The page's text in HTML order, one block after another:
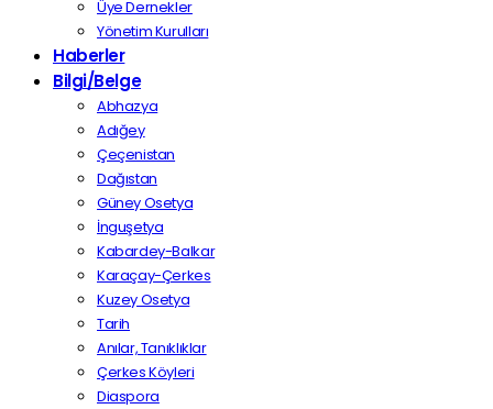
Üye Dernekler
Yönetim Kurulları
Haberler
Bilgi/Belge
Abhazya
Adığey
Çeçenistan
Dağıstan
Güney Osetya
İnguşetya
Kabardey-Balkar
Karaçay-Çerkes
Kuzey Osetya
Tarih
Anılar, Tanıklıklar
Çerkes Köyleri
Diaspora